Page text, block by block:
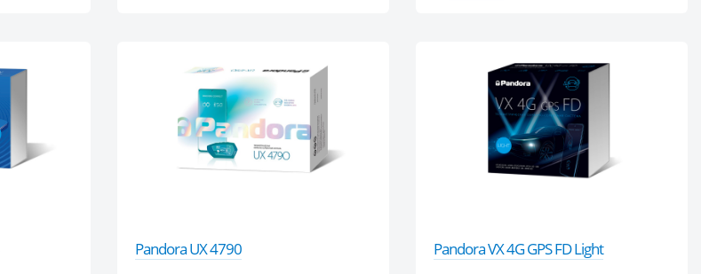
Pandora UX 4790 Pandora VX 4G GPS FD Light